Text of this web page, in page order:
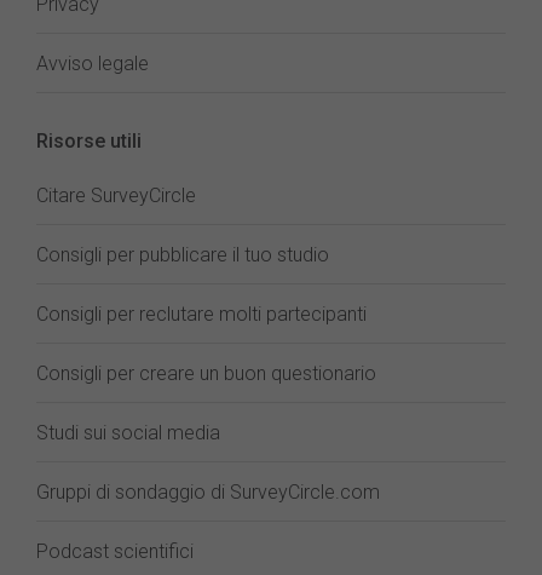
Avviso legale
Risorse utili
Citare SurveyCircle
Consigli per pubblicare il tuo studio
Consigli per reclutare molti partecipanti
Consigli per creare un buon questionario
Studi sui social media
Gruppi di sondaggio di SurveyCircle.com
Podcast scientifici